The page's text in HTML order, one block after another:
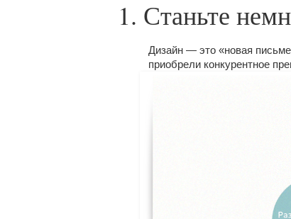
1. Станьте
Дизайн — это «новая
приобрели конкурентное